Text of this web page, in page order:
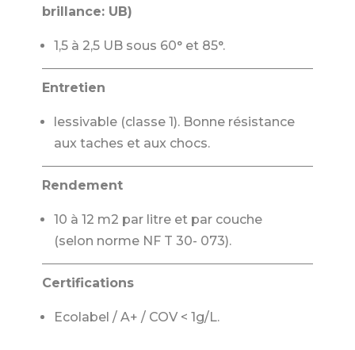
brillance: UB)
1,5 à 2,5 UB sous 60° et 85°.
Entretien
lessivable (classe 1). Bonne résistance
aux taches et aux chocs.
Rendement
10 à 12 m2 par litre et par couche
(selon norme NF T 30- 073).
Certifications
Ecolabel / A+ / COV < 1g/L.